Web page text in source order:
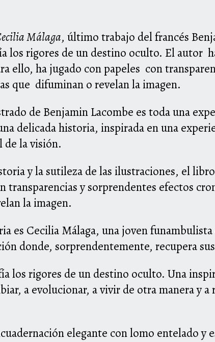
Málaga, último trabajo del francés
los rigores de un destino oculto. El autor
ello, ha jugado con papeles con
que difuminan o revelan la imagen.
de Benjamin Lacombe es toda una
delicada historia, inspirada en una
de la visión.
y la sutileza de las ilustraciones, el
transparencias y sorprendentes efectos
la imagen.
es Cecilia Málaga, una joven
donde, sorprendentemente, recupera
los rigores de un destino oculto. Una
a evolucionar, a vivir de otra manera y a
elegante con lomo entelado y